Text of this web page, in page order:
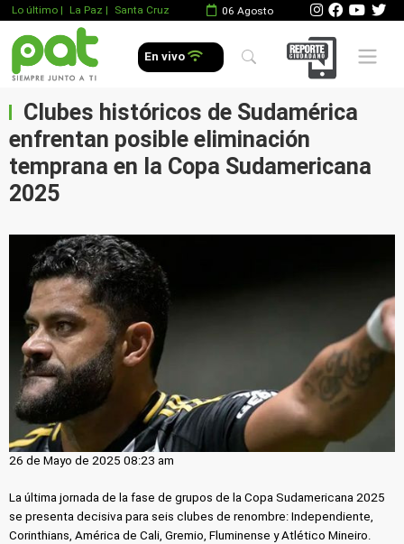
Lo último | La Paz | Santa Cruz 06 Agosto
En vivo Mobile
Clubes históricos de Sudamérica
enfrentan posible eliminación
temprana en la Copa Sudamericana
2025
26 de Mayo de 2025 08:23 am
La última jornada de la fase de grupos de la Copa Sudamericana 2025
se presenta decisiva para seis clubes de renombre: Independiente,
Corinthians, América de Cali, Gremio, Fluminense y Atlético Mineiro.